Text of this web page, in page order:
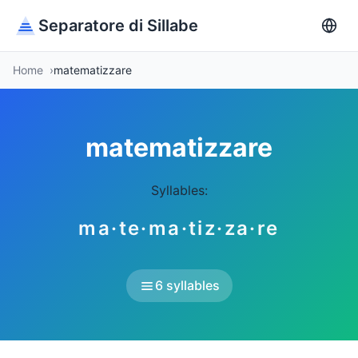
Separatore di Sillabe
Home matematizzare
matematizzare
Syllables:
ma·te·ma·tiz·za·re
6 syllables